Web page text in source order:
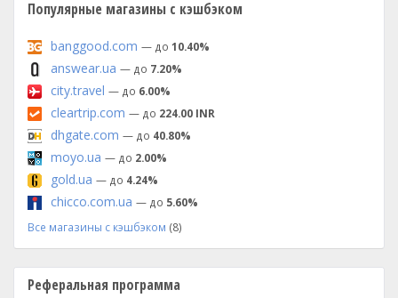
Популярные магазины с кэшбэком
banggood.com — до 10.40%
answear.ua — до 7.20%
city.travel — до 6.00%
cleartrip.com — до 224.00 INR
dhgate.com — до 40.80%
moyo.ua — до 2.00%
gold.ua — до 4.24%
chicco.com.ua — до 5.60%
Все магазины с кэшбэком (8)
Реферальная программа